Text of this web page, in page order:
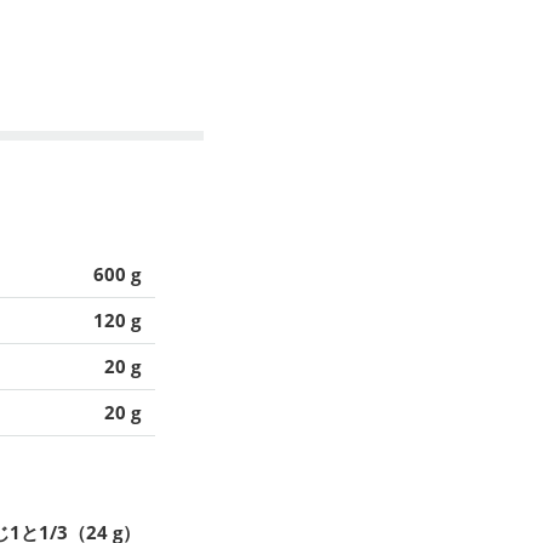
600 g
120 g
20 g
20 g
1と1/3（24 g）